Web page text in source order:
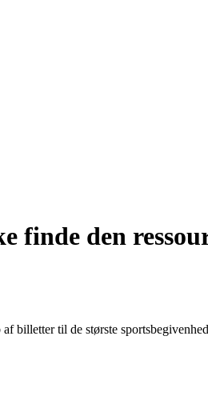
finde den
billetter til de største